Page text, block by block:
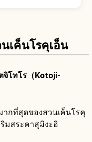
เค็นโรคุเอ็น
โทโร（Kotoji-
กที่สุดของสวนเค็นโรคุ
มสระคาสุมิงะอิ